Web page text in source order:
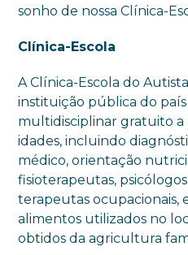
sonho de nossa Clínica-
Clínica-Escola
A Clínica-Escola do
instituição pública do
multidisciplinar gratuito a
idades, incluindo
médico, orientação
fisioterapeutas,
terapeutas ocupacionais,
alimentos utilizados no
obtidos da agricultura